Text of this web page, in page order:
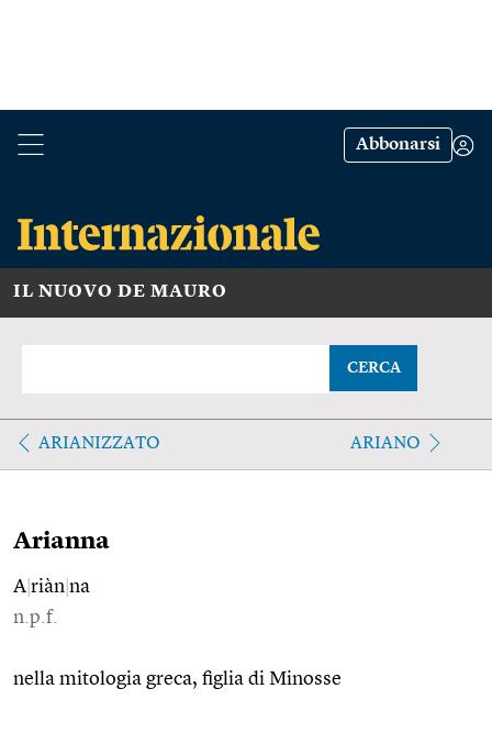
Abbonarsi
IL NUOVO DE MAURO
CERCA
ARIANIZZATO ARIANO
Arianna
A riàn na
n.p.f.
nella mitologia greca, figlia di Minosse